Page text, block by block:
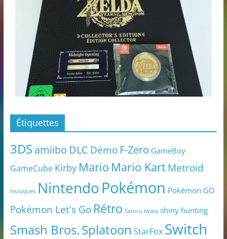
Étiquettes
3DS amiibo DLC Démo F-Zero GameBoy
GameCube Kirby Mario Mario KartMetroid
musiques NintendoPokémon Pokémon GO
Pokémon Let's Go Rétro Satoru Iwata shiny hunting
Smash Bros.Splatoon StarFox Switch